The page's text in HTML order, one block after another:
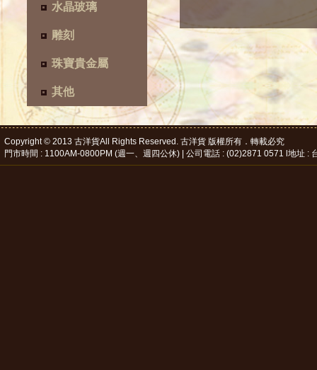
水晶玻璃
雕刻
珠寶貴金屬
其他
Copyright © 2013 古洋貨All Rights Reserved. 古洋貨 版權所有．轉載必究
門市時間 : 1100AM-0800PM (週一、週四公休) | 公司電話 : (02)2871 0571 l地址